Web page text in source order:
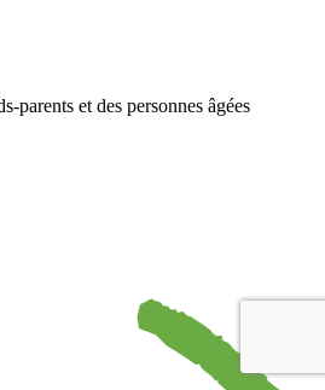
parents et des personnes âgées